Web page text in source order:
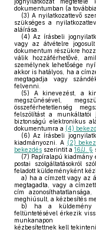
dokumentumban (a
(3) A nyilatkozattevő
szükséges a
aláírása.
(4) Az írásbeli
vagy az átvételre
dokumentum részükre
válik hozzáférhetővé,
személynek lehetősége
akkor is hatályos, ha a
megtagadja vagy
felvenni.
(5) A kinevezést, a
megszűnésével,
összeférhetetlenség
felszólítást a munkáltatói
biztonságú elektronikus
dokumentumra a (4)
(6) Az írásbeli
kiadmányozni. A (2)
bekezdés szerintit a 16/J. §
(7) Papíralapú kiadmány
postai szolgáltatásokról
feladott küldeményként
a) ha a címzett vagy az
megtagadta, vagy a
cím
meghiúsult, a kézbesítés
b) ha a küldemény
feltüntetésével érkezik
munkanapon
kézbesítettnek kell tekinteni.